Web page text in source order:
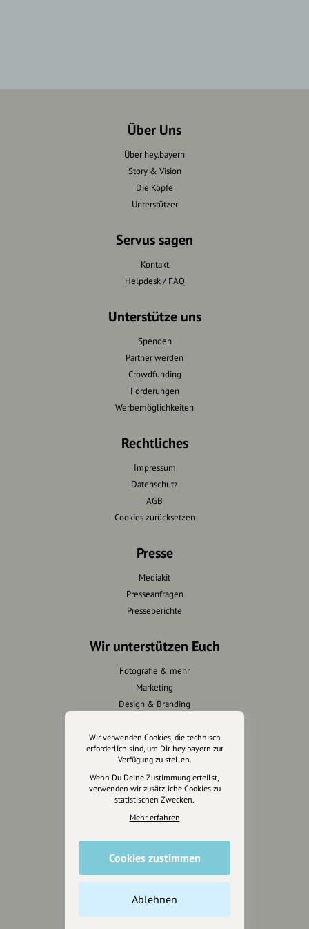
Über Uns
Über hey.bayern
Story & Vision
Die Köpfe
Unterstützer
Servus sagen
Kontakt
Helpdesk / FAQ
Unterstütze uns
Spenden
Partner werden
Crowdfunding
Förderungen
Werbemöglichkeiten
Rechtliches
Impressum
Datenschutz
AGB
Cookies zurücksetzen
Presse
Mediakit
Presseanfragen
Presseberichte
Wir unterstützen Euch
Fotografie & mehr
Marketing
Design & Branding
Unterstütze
unsere Plattform
hey.bayern ist ein Projekt von
uns für unsere Region und
für alle, die uns besuchen
wollen.
Inhalte vorschlagen
Wir verwenden Cookies, die technisch
erforderlich sind, um Dir hey.bayern zur
Verfügung zu stellen.
Wenn Du Deine Zustimmung erteilst,
verwenden wir zusätzliche Cookies zu
statistischen Zwecken.
Mehr erfahren
Cookies zustimmen
Ablehnen